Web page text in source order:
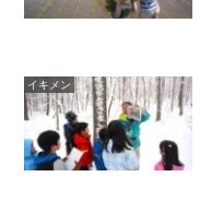
イキメン